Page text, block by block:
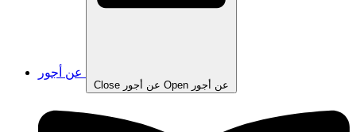
Close عن أجور Open عن أجور